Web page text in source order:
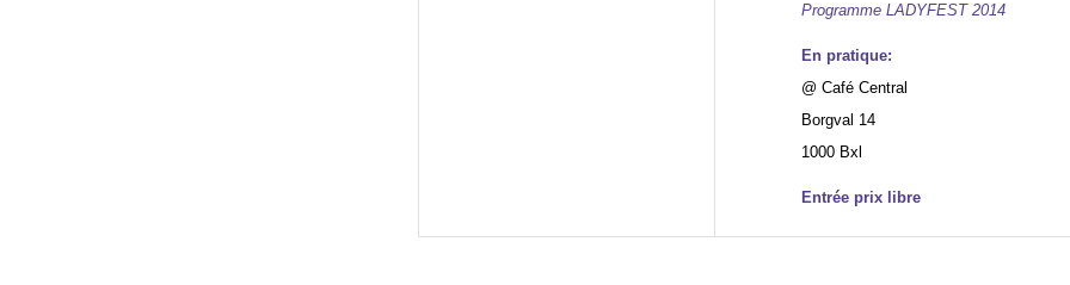
Programme LADYFEST 2014
En pratique:
@ Café Central
Borgval 14
1000 Bxl
Entrée prix libre